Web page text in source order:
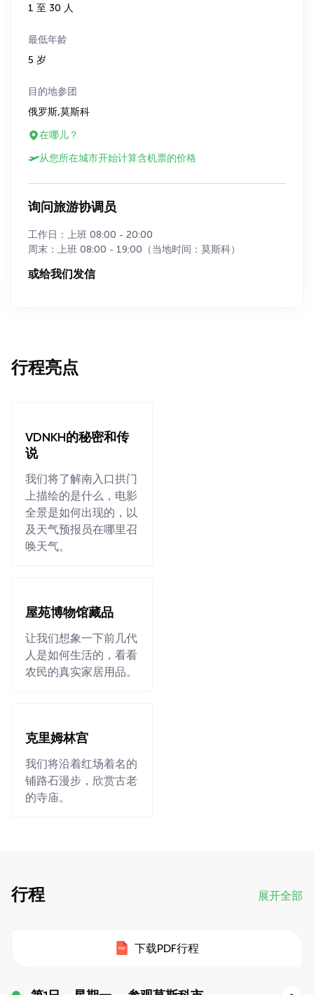
1 至 30 人
最低年龄
5 岁
目的地参团
俄罗斯,莫斯科
在哪儿？
从您所在城市开始计算含机票的价格
询问旅游协调员
工作日：上班 08:00 - 20:00
周末：上班 08:00 - 19:00（当地时间：莫斯科）
或给我们发信
行程亮点
VDNKH的秘密和传
说
我们将了解南入口拱门
上描绘的是什么，电影
全景是如何出现的，以
及天气预报员在哪里召
唤天气。
屋苑博物馆藏品
让我们想象一下前几代
人是如何生活的，看看
农民的真实家居用品。
克里姆林宫
我们将沿着红场着名的
铺路石漫步，欣赏古老
的寺庙。
行程 展开全部
下载PDF行程